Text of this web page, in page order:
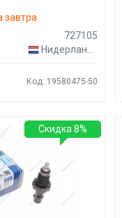
завтра
727105
Нидерланды
Код: 19580475-50
Скидка 8%